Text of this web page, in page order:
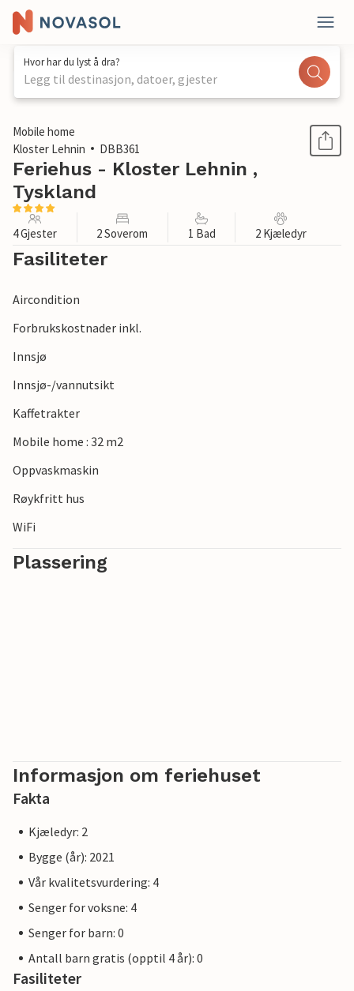
Hvor har du lyst å dra?
Legg til destinasjon, datoer, gjester
1 / 1
Mobile home
Kloster Lehnin
DBB361
Feriehus - Kloster Lehnin ,
Tyskland
4 Gjester 2 Soverom 1 Bad 2 Kjæledyr
Fasiliteter
Aircondition
Forbrukskostnader inkl.
Innsjø
Innsjø-/vannutsikt
Kaffetrakter
Mobile home : 32 m2
Oppvaskmaskin
Røykfritt hus
WiFi
Plassering
Informasjon om feriehuset
Fakta
Kjæledyr: 2
Bygge (år): 2021
Vår kvalitetsvurdering: 4
Senger for voksne: 4
Senger for barn: 0
Antall barn gratis (opptil 4 år): 0
Fasiliteter